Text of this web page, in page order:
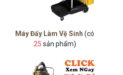
Máy Đẩy Làm Vệ Sinh (có
25 sản phẩm)